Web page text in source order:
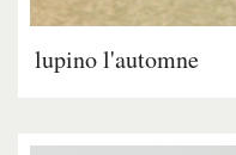
lupino l'automne